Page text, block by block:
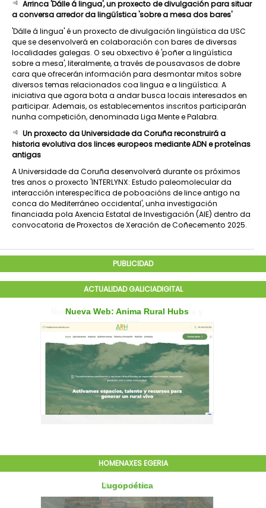
Arrinca 'Dálle á lingua', un proxecto de divulgación para situar
a conversa arredor da lingüística 'sobre a mesa dos bares'
'Dálle á lingua' é un proxecto de divulgación lingüística da USC
que se desenvolverá en colaboración con bares de diversas
localidades galegas. O seu obxectivo é 'poñer a lingüística
sobre a mesa', literalmente, a través de pousavasos de dobre
cara que ofrecerán información para desmontar mitos sobre
diversos temas relacionados coa lingua e a lingüística. A
iniciativa que agora bota a andar busca locais interesados en
participar. Ademais, os establecementos inscritos participarán
nunha competición, denominada Liga Mente e Palabra.
Un proxecto da Universidade da Coruña reconstruirá a
historia evolutiva dos linces europeos mediante ADN e proteínas
antigas
A Universidade da Coruña desenvolverá durante os próximos
tres anos o proxecto 'INTERLYNX: Estudo paleomolecular da
interacción interespecífica de poboacións de lince antigo na
conca do Mediterráneo occidental', unha investigación
financiada pola Axencia Estatal de Investigación (AIE) dentro da
convocatoria de Proxectos de Xeración de Coñecemento 2025.
PUBLICIDAD
ACTUALIDAD GALICIADIGITAL
HOMENAXES EGERIA